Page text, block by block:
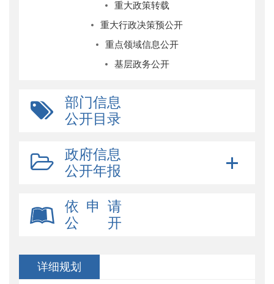
重大政策转载
重大行政决策预公开
重点领域信息公开
基层政务公开
部门信息
公开目录
政府信息
公开年报
依 申 请
公 开
详细规划